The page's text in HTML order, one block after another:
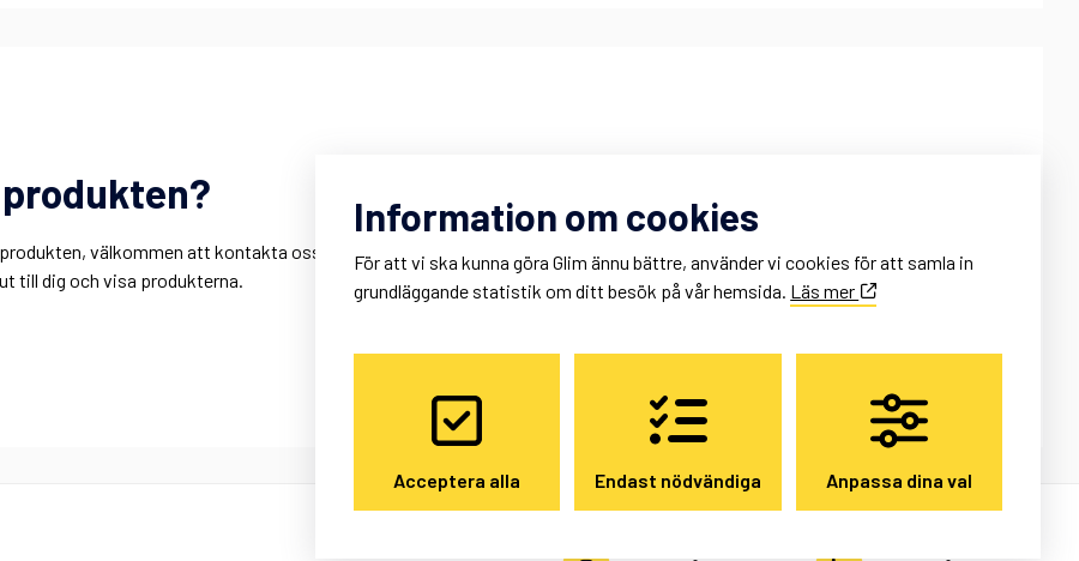
välkommen att kontakta oss. Du kan också
till dig och visa produkterna.
ronnie@glim.se
Kontor: 011 – 10 88 80
Mobil: 0707 – 95 02 84
Information om cookies
För att vi ska kunna göra Glim ännu bättre, använder vi cookies för att samla in
grundläggande statistik om ditt besök på vår hemsida. Läs mer
Acceptera alla Endast nödvändiga Anpassa dina val